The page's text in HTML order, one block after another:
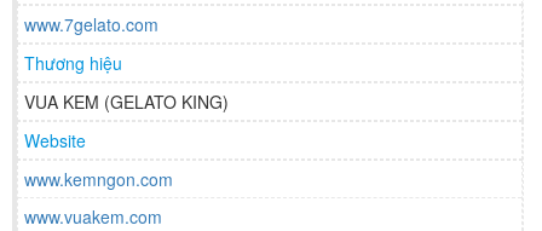
www.7gelato.com
Thương hiệu
VUA KEM (GELATO KING)
Website
www.kemngon.com
www.vuakem.com